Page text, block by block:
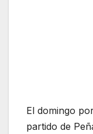
El domingo
partido de